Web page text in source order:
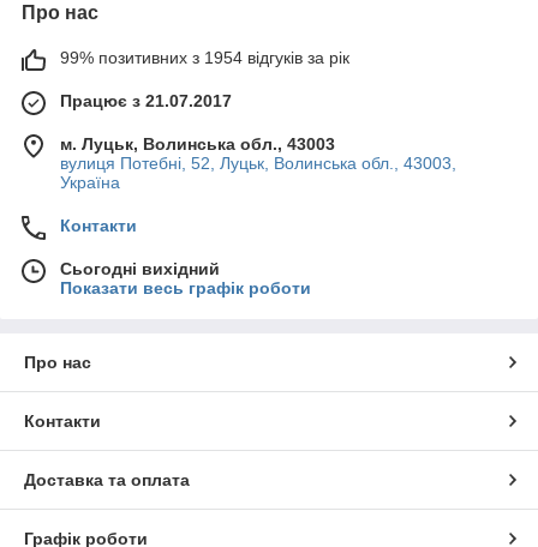
Про нас
99% позитивних з 1954 відгуків за рік
Працює з 21.07.2017
м. Луцьк, Волинська обл., 43003
вулиця Потебні, 52, Луцьк, Волинська обл., 43003,
Україна
Контакти
Сьогодні вихідний
Показати весь графік роботи
Про нас
Контакти
Доставка та оплата
Графік роботи